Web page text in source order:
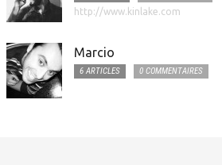
http://www.kinlake.com
Marcio
6 ARTICLES 0 COMMENTAIRES